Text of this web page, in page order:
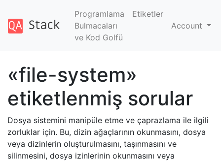
Programlama
Bulmacaları
ve Kod Golfü
Etiketler
Account
«file-system»
etiketlenmiş sorular
Dosya sistemini manipüle etme ve çaprazlama ile ilgili
zorluklar için. Bu, dizin ağaçlarının okunmasını, dosya
veya dizinlerin oluşturulmasını, taşınmasını ve
silinmesini, dosya izinlerinin okunmasını veya